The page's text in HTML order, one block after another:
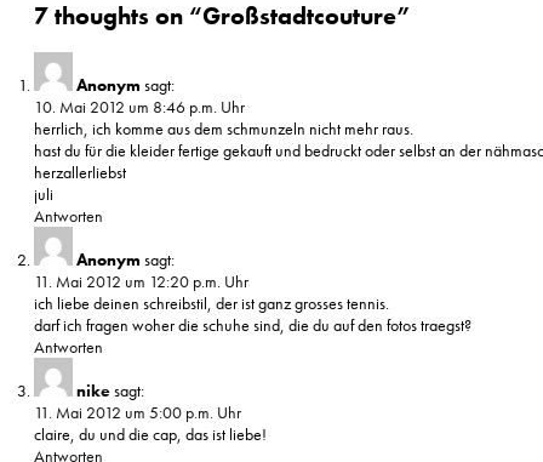
7 thoughts on “Großstadtcouture”
Anonym sagt:
10. Mai 2012 um 8:46 p.m. Uhr
herrlich, ich komme aus dem schmunzeln nicht mehr raus.
hast du für die kleider fertige gekauft und bedruckt oder selbst an der
herzallerliebst
juli
Antworten
Anonym sagt:
11. Mai 2012 um 12:20 p.m. Uhr
ich liebe deinen schreibstil, der ist ganz grosses tennis.
darf ich fragen woher die schuhe sind, die du auf den fotos traegst?
Antworten
nikesagt:
11. Mai 2012 um 5:00 p.m. Uhr
claire, du und die cap, das ist liebe!
Antworten